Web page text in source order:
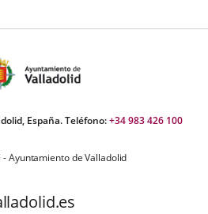
España. Teléfono:+34 983 426 100
Ayuntamiento de Valladolid